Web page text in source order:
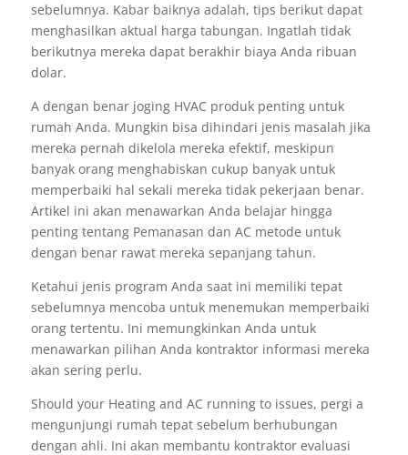
sebelumnya. Kabar baiknya adalah, tips berikut dapat
menghasilkan aktual harga tabungan. Ingatlah tidak
berikutnya mereka dapat berakhir biaya Anda ribuan
dolar.
A dengan benar joging HVAC produk penting untuk
rumah Anda. Mungkin bisa dihindari jenis masalah jika
mereka pernah dikelola mereka efektif, meskipun
banyak orang menghabiskan cukup banyak untuk
memperbaiki hal sekali mereka tidak pekerjaan benar.
Artikel ini akan menawarkan Anda belajar hingga
penting tentang Pemanasan dan AC metode untuk
dengan benar rawat mereka sepanjang tahun.
Ketahui jenis program Anda saat ini memiliki tepat
sebelumnya mencoba untuk menemukan memperbaiki
orang tertentu. Ini memungkinkan Anda untuk
menawarkan pilihan Anda kontraktor informasi mereka
akan sering perlu.
Should your Heating and AC running to issues, pergi a
mengunjungi rumah tepat sebelum berhubungan
dengan ahli. Ini akan membantu kontraktor evaluasi